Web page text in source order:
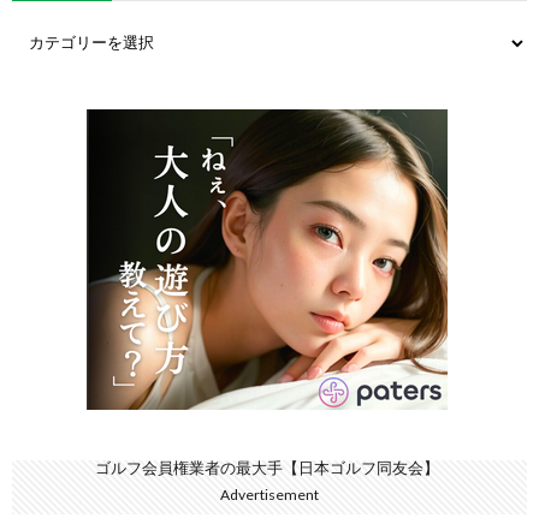
ゴルフ会員権業者の最大手【日本ゴルフ同友会】
Advertisement